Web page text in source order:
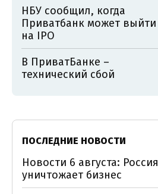
НБУ сообщил, когда
Приватбанк может выйти
на IPO
В ПриватБанке –
технический сбой
ПОСЛЕДНИЕ НОВОСТИ
Новости 6 августа: Россия
уничтожает бизнес